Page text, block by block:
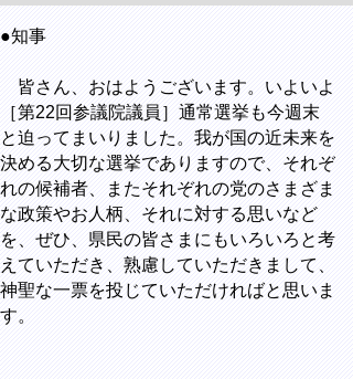
●知事
皆さん、おはようございます。いよいよ
［第22回参議院議員］通常選挙も今週末
と迫ってまいりました。我が国の近未来を
決める大切な選挙でありますので、それぞ
れの候補者、またそれぞれの党のさまざま
な政策やお人柄、それに対する思いなど
を、ぜひ、県民の皆さまにもいろいろと考
えていただき、熟慮していただきまして、
神聖な一票を投じていただければと思いま
す。